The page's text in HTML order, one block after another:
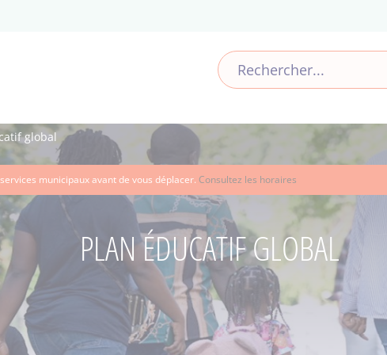
municipaux avant de vous déplacer. Consultez les horaires
global
PLAN ÉDUCATIF GLOBAL